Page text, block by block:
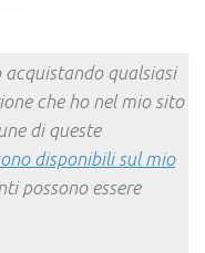
acquistando qualsiasi
che ho nel mio sito
di queste
disponibili sul mio
possono essere